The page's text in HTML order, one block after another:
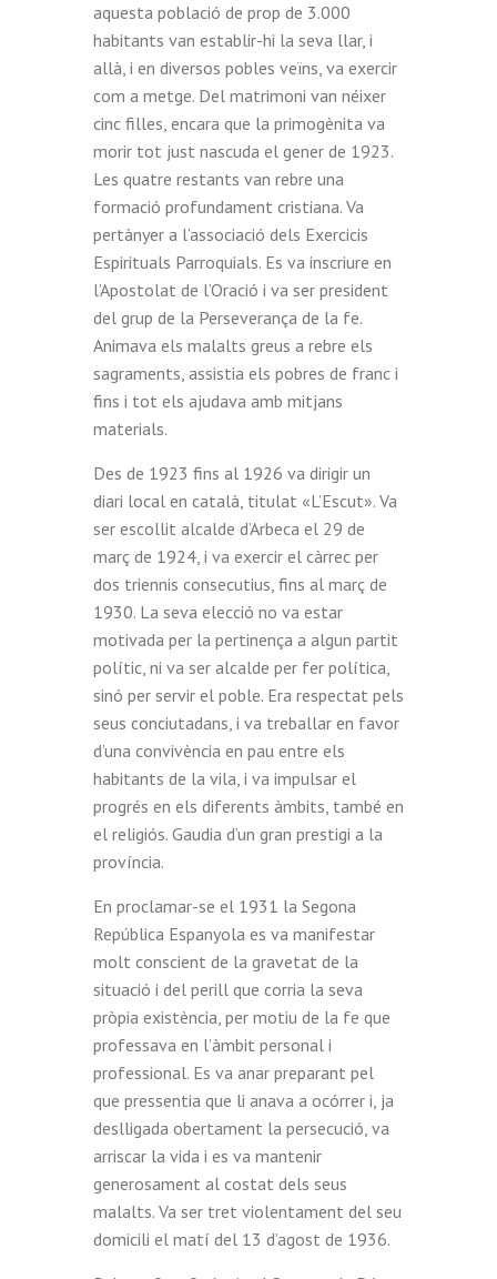
aquesta població de prop de 3.000
habitants van establir-hi la seva llar, i
allà, i en diversos pobles veïns, va exercir
com a metge. Del matrimoni van néixer
cinc filles, encara que la primogènita va
morir tot just nascuda el gener de 1923.
Les quatre restants van rebre una
formació profundament cristiana. Va
pertànyer a l’associació dels Exercicis
Espirituals Parroquials. Es va inscriure en
l’Apostolat de l’Oració i va ser president
del grup de la Perseverança de la fe.
Animava els malalts greus a rebre els
sagraments, assistia els pobres de franc i
fins i tot els ajudava amb mitjans
materials.
Des de 1923 fins al 1926 va dirigir un
diari local en català, titulat «L’Escut». Va
ser escollit alcalde d’Arbeca el 29 de
març de 1924, i va exercir el càrrec per
dos triennis consecutius, fins al març de
1930. La seva elecció no va estar
motivada per la pertinença a algun partit
polític, ni va ser alcalde per fer política,
sinó per servir el poble. Era respectat pels
seus conciutadans, i va treballar en favor
d’una convivència en pau entre els
habitants de la vila, i va impulsar el
progrés en els diferents àmbits, també en
el religiós. Gaudia d’un gran prestigi a la
província.
En proclamar-se el 1931 la Segona
República Espanyola es va manifestar
molt conscient de la gravetat de la
situació i del perill que corria la seva
pròpia existència, per motiu de la fe que
professava en l’àmbit personal i
professional. Es va anar preparant pel
que pressentia que li anava a ocórrer i, ja
deslligada obertament la persecució, va
arriscar la vida i es va mantenir
generosament al costat dels seus
malalts. Va ser tret violentament del seu
domicili el matí del 13 d’agost de 1936.